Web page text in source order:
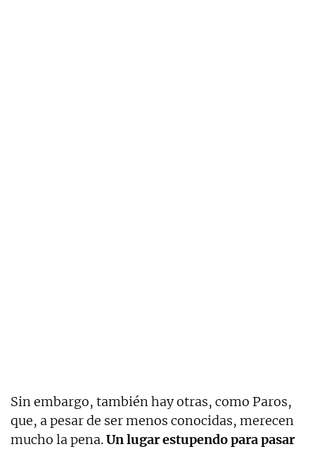
Sin embargo, también hay otras, como Paros,
que, a pesar de ser menos conocidas, merecen
mucho la pena.Un lugar estupendo para pasar